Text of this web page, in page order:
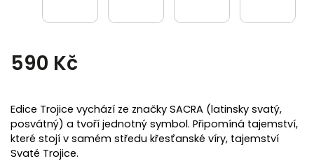
590 Kč
Edice Trojice vychází ze značky SACRA (latinsky svatý,
posvátný) a tvoří jednotný symbol. Připomíná tajemství,
které stojí v samém středu křesťanské víry, tajemství
Svaté Trojice.